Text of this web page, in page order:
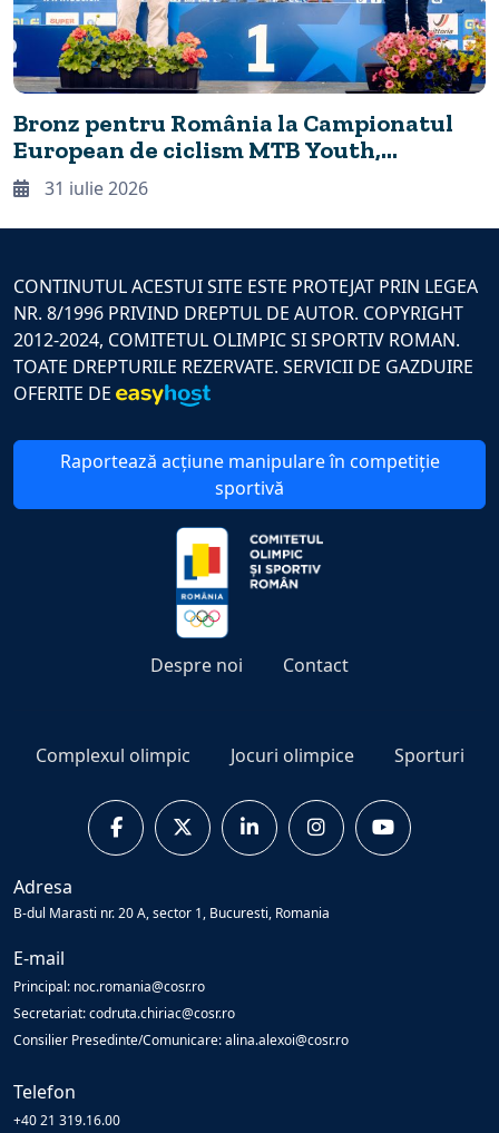
Bronz pentru România la Campionatul
European de ciclism MTB Youth,
desfășurat în premieră la Cheile
Grădiștei
31 iulie 2026
CONTINUTUL ACESTUI SITE ESTE PROTEJAT PRIN LEGEA
NR. 8/1996 PRIVIND DREPTUL DE AUTOR. COPYRIGHT
2012-2024, COMITETUL OLIMPIC SI SPORTIV ROMAN.
TOATE DREPTURILE REZERVATE. SERVICII DE GAZDUIRE
OFERITE DE
Raportează acțiune manipulare în competiție
sportivă
Despre noi Contact
Complexul olimpic Jocuri olimpice Sporturi
Adresa
B-dul Marasti nr. 20 A, sector 1, Bucuresti, Romania
E-mail
Principal: noc.romania@cosr.ro
Secretariat: codruta.chiriac@cosr.ro
Consilier Presedinte/Comunicare: alina.alexoi@cosr.ro
Telefon
+40 21 319.16.00